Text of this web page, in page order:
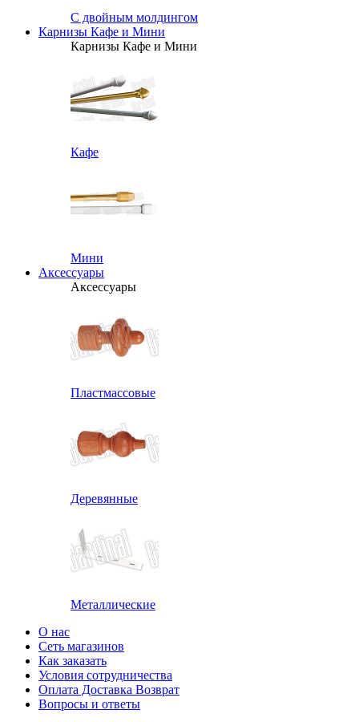
С двойным молдингом
Карнизы Кафе и Мини
Карнизы Кафе и Мини
Кафе
Мини
Аксессуары
Аксессуары
Пластмассовые
Деревянные
Металлические
О нас
Сеть магазинов
Как заказать
Условия сотрудничества
Оплата Доставка Возврат
Вопросы и ответы